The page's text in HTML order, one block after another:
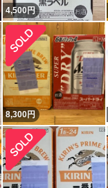
4,500円
8,300円